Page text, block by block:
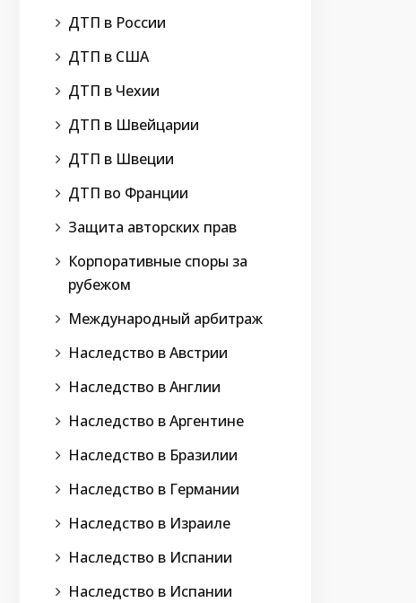
ДТП в России
ДТП в США
ДТП в Чехии
ДТП в Швейцарии
ДТП в Швеции
ДТП во Франции
Защита авторских прав
Корпоративные споры за
рубежом
Международный арбитраж
Наследство в Австрии
Наследство в Англии
Наследство в Аргентине
Наследство в Бразилии
Наследство в Германии
Наследство в Израиле
Наследство в Испании
Наследство в Испании